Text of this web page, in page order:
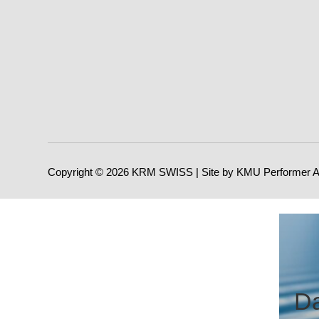
Copyright © 2026 KRM SWISS | Site by KMU Performer